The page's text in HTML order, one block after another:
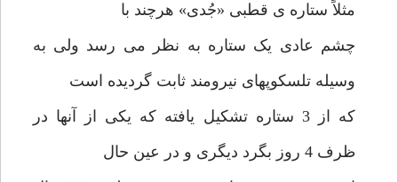
مثلاً ستاره ی قطبی «جُدی» هرچند با
چشم عادی یک ستاره به نظر می رسد ولی به
وسیله تلسکوپهای نیرومند ثابت گردیده است
که از 3 ستاره تشکیل یافته که یکی از آنها در
ظرف 4 روز بگرد دیگری و در عین حال